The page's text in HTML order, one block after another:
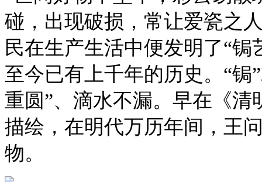
碰，出现破损，常让爱瓷之
民在生产生活中便发明了“
至今已有上千年的历史。“锔
重圆”、滴水不漏。早在《清
描绘，在明代万历年间，王
物。